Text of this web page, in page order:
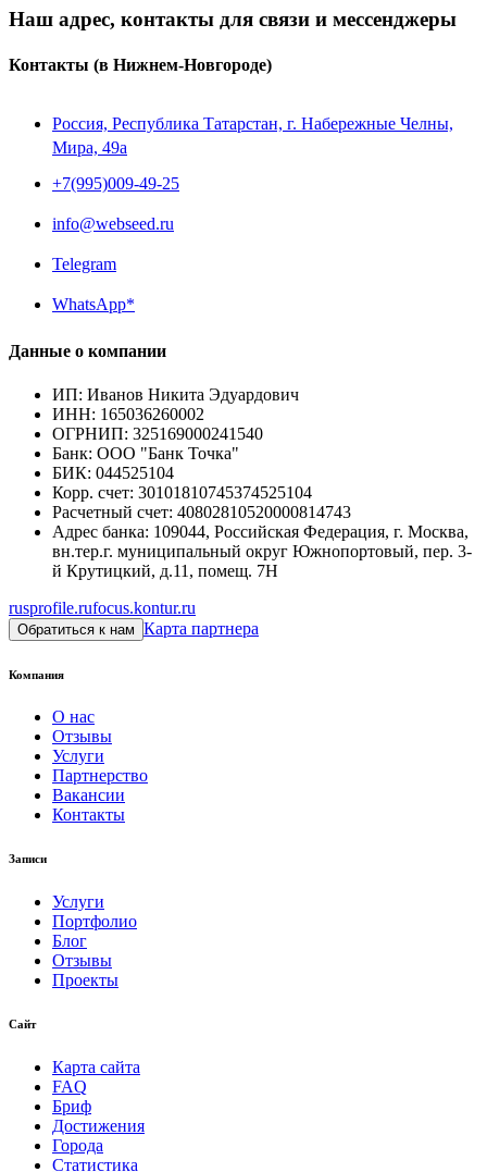
Наш адрес, контакты для связи и мессенджеры
Контакты (в Нижнем-Новгороде)
Россия, Республика Татарстан, г. Набережные Челны,
Мира, 49a
+7(995)009-49-25
info@webseed.ru
Telegram
WhatsApp*
Данные о компании
ИП: Иванов Никита Эдуардович
ИНН: 165036260002
ОГРНИП: 325169000241540
Банк: ООО "Банк Точка"
БИК: 044525104
Корр. счет: 30101810745374525104
Расчетный счет: 40802810520000814743
Адрес банка: 109044, Российская Федерация, г. Москва,
вн.тер.г. муниципальный округ Южнопортовый, пер. 3-
й Крутицкий, д.11, помещ. 7Н
rusprofile.rufocus.kontur.ru
Обратиться к нам Карта партнера
Компания
О нас
Отзывы
Услуги
Партнерство
Вакансии
Контакты
Записи
Услуги
Портфолио
Блог
Отзывы
Проекты
Сайт
Карта сайта
FAQ
Бриф
Достижения
Города
Статистика